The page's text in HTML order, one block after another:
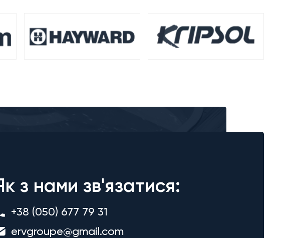
з нами зв'язатися:
+38 (050) 677 79 31
ervgroupe@gmail.com